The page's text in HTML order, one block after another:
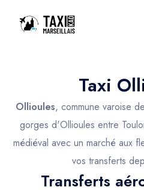
Nos services
Nos services
Taxis Aéroport
Trajet Gare SNCF
Taxis aéroport
Réservation
Taxi
Ollioules, commune varoise
gorges d'Ollioules entre
médiéval avec un marché aux
vos transferts
Transferts